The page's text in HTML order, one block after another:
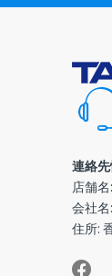
連絡先
店舗
会社
住所: